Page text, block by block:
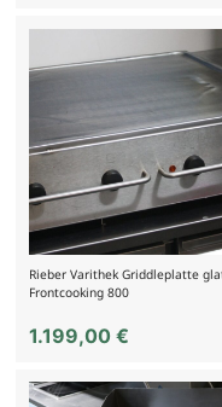
Rieber Varithek Griddleplatte
Frontcooking 800
1.199,00 €